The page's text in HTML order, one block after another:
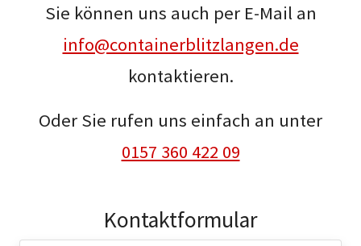
Sie können uns auch per E-Mail an
info@containerblitzlangen.de
kontaktieren.
Oder Sie rufen uns einfach an unter
0157 360 422 09
Kontaktformular